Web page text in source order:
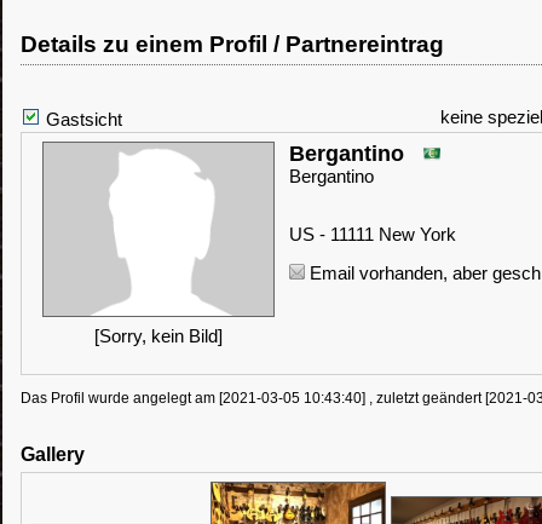
Details zu einem Profil / Partnereintrag
Gastsicht keine
[Sorry, kein Bild]
Bergantino
Bergantino
US - 11111 New York
Email vorhanden, aber
Das Profil wurde angelegt am [2021-03-05 10:43:40] , zuletzt geändert [2021-
Gallery